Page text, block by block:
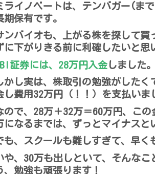
ライノベートは、テンバガー(ま
期保有です。
ンバイオも、上がる株を探して
に下がりきる前に利確したいと思
証券には、28万円入金 しました。
かし実は、株取引の勉強がした
し費用32万円（！！）を支払いま
ので、28万＋32万＝60万円、こ
になるまでは、ずっとマイナスと
も、スクールも難しすぎて、早く
や、30万も出しといて、そんな
、勉強も頑張ります！